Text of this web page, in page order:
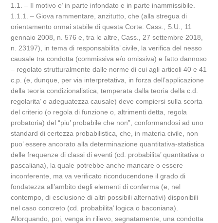
1.1. – Il motivo e’ in parte infondato e in parte inammissibile.
1.1.1. – Giova rammentare, anzitutto, che (alla stregua di
orientamento ormai stabile di questa Corte: Cass., S.U., 11
gennaio 2008, n. 576 e, tra le altre, Cass., 27 settembre 2018,
n. 23197), in tema di responsabilita’ civile, la verifica del nesso
causale tra condotta (commissiva e/o omissiva) e fatto dannoso
– regolato strutturalmente dalle norme di cui agli articoli 40 e 41
c.p. (e, dunque, per via interpretativa, in forza dell’applicazione
della teoria condizionalistica, temperata dalla teoria della c.d.
regolarita’ o adeguatezza causale) deve compiersi sulla scorta
del criterio (o regola di funzione o, altrimenti detta, regola
probatoria) del “piu’ probabile che non”, conformandosi ad uno
standard di certezza probabilistica, che, in materia civile, non
puo’ essere ancorato alla determinazione quantitativa-statistica
delle frequenze di classi di eventi (cd. probabilita’ quantitativa o
pascaliana), la quale potrebbe anche mancare o essere
inconferente, ma va verificato riconducendone il grado di
fondatezza all’ambito degli elementi di conferma (e, nel
contempo, di esclusione di altri possibili alternativi) disponibili
nel caso concreto (cd. probabilita’ logica o baconiana).
Allorquando, poi, venga in rilievo, segnatamente, una condotta